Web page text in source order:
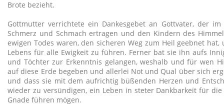
Brote bezieht.
Gottmutter verrichtete ein Dankesgebet an Gottvater, der
Schmerz und Schmach ertragen und den Kindern des
ewigen Todes waren, den sicheren Weg zum Heil geebnet hat,
Lebens für alle Ewigkeit zu führen. Ferner bat sie ihn aufs
und Töchter zur Erkenntnis gelangen, weshalb und für wen
auf diese Erde begeben und allerlei Not und Qual über sich
und dass sie mit dem aufrichtig büßenden Herzen und
wieder zu versündigen, ein Leben in steter Dankbarkeit für
Gnade führen mögen.